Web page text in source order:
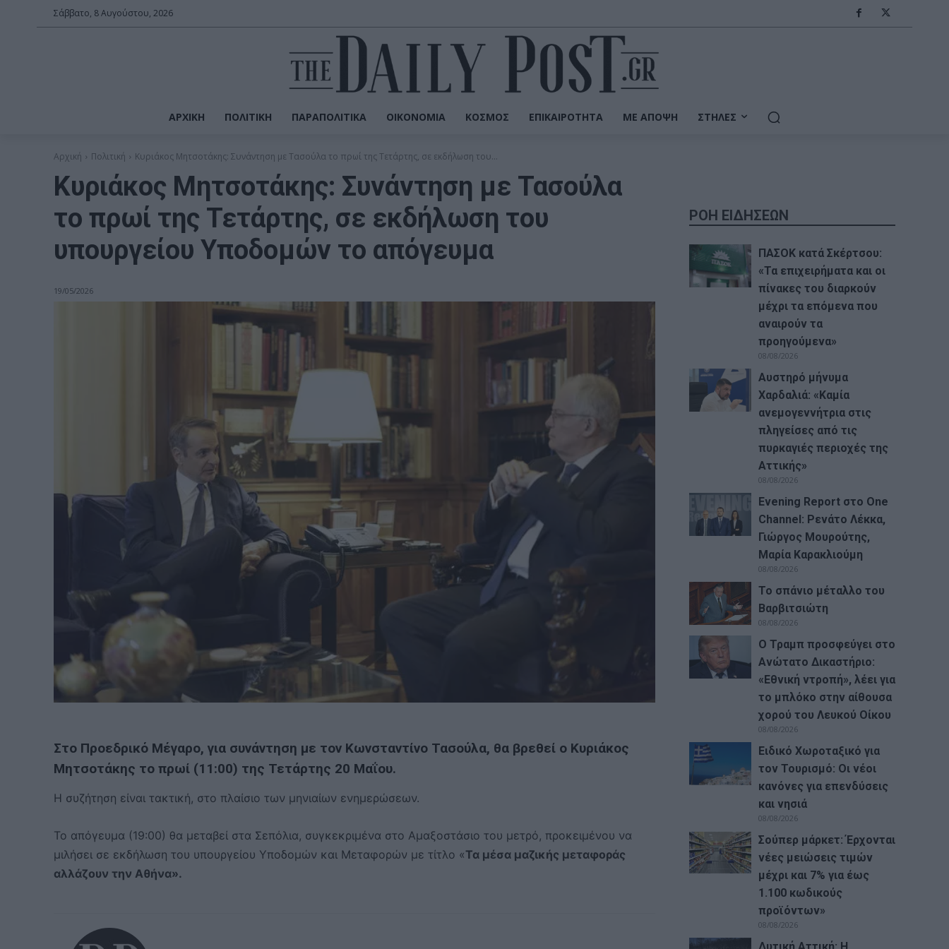
Σάββατο, 8 Αυγούστου, 2026
ΑΡΧΙΚΉ ΠΟΛΙΤΙΚΉ ΠΑΡΑΠΟΛΙΤΙΚΆ ΟΙΚΟΝΟΜΊΑ ΚΌΣΜΟΣ ΕΠΙΚΑΙΡΌΤΗΤΑ ΜΕ ΆΠΟΨΗ ΣΤΉΛΕΣ
Αρχική Πολιτική Κυριάκος Μητσοτάκης: Συνάντηση με Τασούλα το πρωί της Τετάρτης, σε εκδήλωση του...
Κυριάκος Μητσοτάκης: Συνάντηση με Τασούλα
το πρωί της Τετάρτης, σε εκδήλωση του
υπουργείου Υποδομών το απόγευμα
19/05/2026
Στο Προεδρικό Μέγαρο, για συνάντηση με τον Κωνσταντίνο Τασούλα, θα βρεθεί ο Κυριάκος
Μητσοτάκης το πρωί (11:00) της Τετάρτης 20 Μαΐου.
Η συζήτηση είναι τακτική, στο πλαίσιο των μηνιαίων ενημερώσεων.
Το απόγευμα (19:00) θα μεταβεί στα Σεπόλια, συγκεκριμένα στο Αμαξοστάσιο του μετρό, προκειμένου να
μιλήσει σε εκδήλωση του υπουργείου Υποδομών και Μεταφορών με τίτλο «Τα μέσα μαζικής μεταφοράς
αλλάζουν την Αθήνα».
ΡΟΗ ΕΙΔΗΣΕΩΝ
ΠΑΣΟΚ κατά Σκέρτσου:
«Τα επιχειρήματα και οι
πίνακες του διαρκούν
μέχρι τα επόμενα που
αναιρούν τα
προηγούμενα»
08/08/2026
Αυστηρό μήνυμα
Χαρδαλιά: «Καμία
ανεμογεννήτρια στις
πληγείσες από τις
πυρκαγιές περιοχές της
Αττικής»
08/08/2026
Evening Report στο One
Channel: Ρενάτο Λέκκα,
Γιώργος Μουρούτης,
Μαρία Καρακλιούμη
08/08/2026
Το σπάνιο μέταλλο του
Βαρβιτσιώτη
08/08/2026
Ο Τραμπ προσφεύγει στο
Ανώτατο Δικαστήριο:
«Εθνική ντροπή», λέει για
το μπλόκο στην αίθουσα
χορού του Λευκού Οίκου
08/08/2026
Ειδικό Χωροταξικό για
τον Τουρισμό: Οι νέοι
κανόνες για επενδύσεις
και νησιά
08/08/2026
Σούπερ μάρκετ: Έρχονται
νέες μειώσεις τιμών
μέχρι και 7% για έως
1.100 κωδικούς
προϊόντων»
08/08/2026